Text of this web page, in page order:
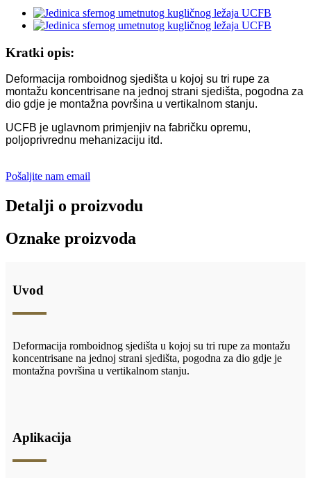
Kratki opis:
Deformacija romboidnog sjedišta u kojoj su tri rupe za
montažu koncentrisane na jednoj strani sjedišta, pogodna za
dio gdje je montažna površina u vertikalnom stanju.
UCFB je uglavnom primjenjiv na fabričku opremu,
poljoprivrednu mehanizaciju itd.
Pošaljite nam email
Detalji o proizvodu
Oznake proizvoda
Uvod
Deformacija romboidnog sjedišta u kojoj su tri rupe za montažu
koncentrisane na jednoj strani sjedišta, pogodna za dio gdje je
montažna površina u vertikalnom stanju.
Aplikacija